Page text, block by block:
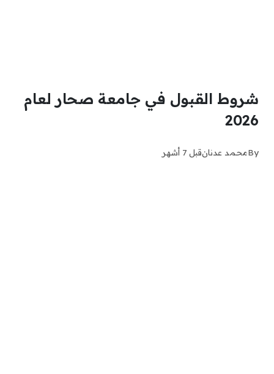
شروط القبول في جامعة صحار لعام
2026
Byمحمد عدنانقبل 7 أشهر